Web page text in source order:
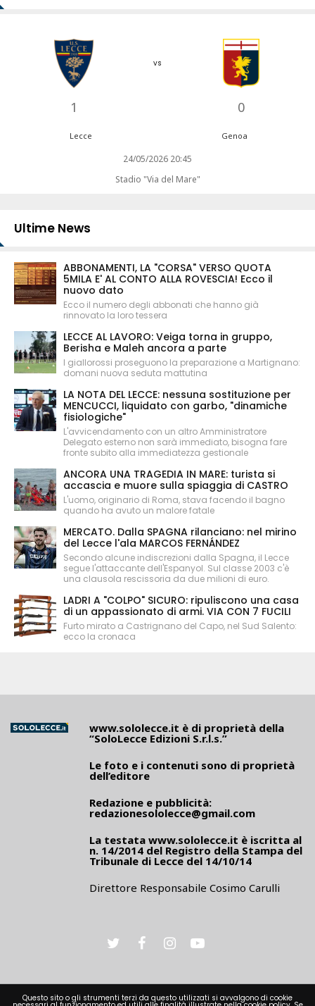
1
vs
0
Lecce Genoa
24/05/2026 20:45
Stadio "Via del Mare"
Ultime News
ABBONAMENTI, LA "CORSA" VERSO QUOTA
5MILA E' AL CONTO ALLA ROVESCIA! Ecco il
nuovo dato
Ecco il numero degli abbonati che hanno già
rinnovato la loro tessera
LECCE AL LAVORO: Veiga torna in gruppo,
Berisha e Maleh ancora a parte
I giallorossi proseguono la preparazione a Martignano:
domani nuova seduta mattutina
LA NOTA DEL LECCE: nessuna sostituzione per
MENCUCCI, liquidato con garbo, "dinamiche
fisiologiche"
L'avvicendamento con un altro Amministratore
Delegato esterno non sarà immediato, bisogna fare
fronte subito alla immediatezza gestionale
ANCORA UNA TRAGEDIA IN MARE: turista si
accascia e muore sulla spiaggia di CASTRO
L'uomo, originario di Roma, stava facendo il bagno
quando ha avuto un malore fatale
MERCATO. Dalla SPAGNA rilanciano: nel mirino
del Lecce l'ala MARCOS FERNÁNDEZ
Secondo alcune indiscrezioni dalla Spagna, il Lecce
segue l'attaccante dell'Espanyol. Sul classe 2003 c'è
una clausola rescissoria da due milioni di euro.
LADRI A "COLPO" SICURO: ripuliscono una casa
di un appassionato di armi. VIA CON 7 FUCILI
Furto mirato a Castrignano del Capo, nel Sud Salento:
ecco la cronaca
www.sololecce.it è di proprietà della
“SoloLecce Edizioni S.r.l.s.”
Le foto e i contenuti sono di proprietà
dell’editore
Redazione e pubblicità:
redazionesololecce@gmail.com
La testata www.sololecce.it è iscritta al
n. 14/2014 del Registro della Stampa del
Tribunale di Lecce del 14/10/14
Direttore Responsabile Cosimo Carulli
Questo sito o gli strumenti terzi da questo utilizzati si avvalgono di cookie